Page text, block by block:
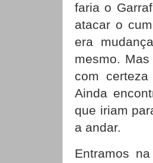
faria o
atacar o
era
mesmo.
com
Ainda
que iriam
a andar.
Entramos